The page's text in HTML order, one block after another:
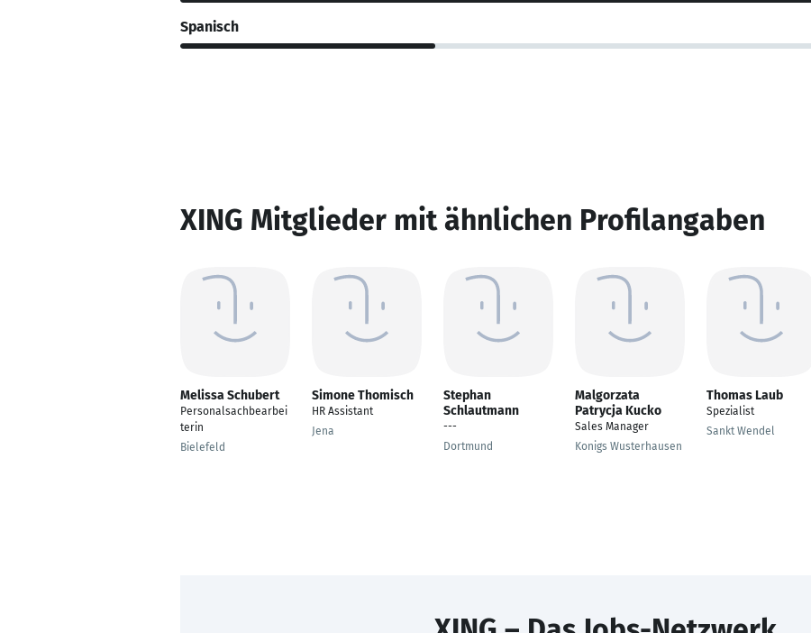
Spanisch
XING Mitglieder mit ähnlichen Profilangaben
Melissa Schubert
Personalsachbearbei
terin
Bielefeld
Simone Thomisch
HR Assistant
Jena
Stephan
Schlautmann
---
Dortmund
Malgorzata
Patrycja Kucko
Sales Manager
Konigs Wusterhausen
Thomas Laub
Spezialist
Sankt Wendel